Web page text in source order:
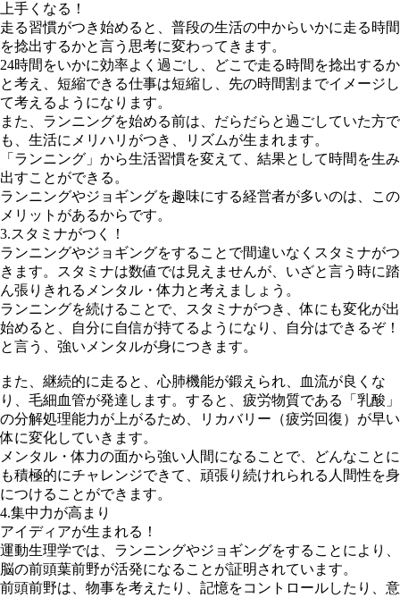
上手くなる！
走る習慣がつき始めると、普段の生活の中からいかに走る時間
を捻出するかと言う思考に変わってきます。
24時間をいかに効率よく過ごし、どこで走る時間を捻出するか
と考え、短縮できる仕事は短縮し、先の時間割までイメージし
て考えるようになります。
また、ランニングを始める前は、だらだらと過ごしていた方で
も、生活にメリハリがつき、リズムが生まれます。
「ランニング」から生活習慣を変えて、結果として時間を生み
出すことができる。
ランニングやジョギングを趣味にする経営者が多いのは、この
メリットがあるからです。
3.スタミナがつく！
ランニングやジョギングをすることで間違いなくスタミナがつ
きます。スタミナは数値では見えませんが、いざと言う時に踏
ん張りきれるメンタル・体力と考えましょう。
ランニングを続けることで、スタミナがつき、体にも変化が出
始めると、自分に自信が持てるようになり、自分はできるぞ！
と言う、強いメンタルが身につきます。
また、継続的に走ると、心肺機能が鍛えられ、血流が良くな
り、毛細血管が発達します。すると、疲労物質である「乳酸」
の分解処理能力が上がるため、リカバリー（疲労回復）が早い
体に変化していきます。
メンタル・体力の面から強い人間になることで、どんなことに
も積極的にチャレンジできて、頑張り続けれられる人間性を身
につけることができます。
4.集中力が高まり
アイディアが生まれる！
運動生理学では、ランニングやジョギングをすることにより、
脳の前頭葉前野が活発になることが証明されています。
前頭前野は、物事を考えたり、記憶をコントロールしたり、意